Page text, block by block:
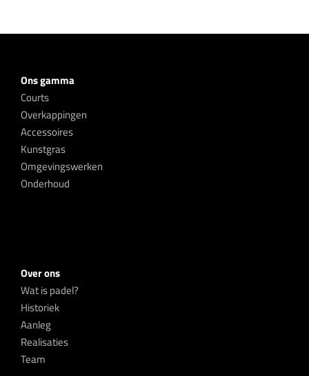
Ons gamma
Courts
Overkappingen
Accessoires
Kunstgras
Omgevingswerken
Onderhoud
Over ons
Wat is padel?
Historiek
Aanleg
Realisaties
Team